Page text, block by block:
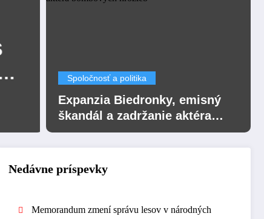
Afganca na doživotie
rok v Mníchove autom
ľudí.
Read More
Spoločnosť a politika
Expanzia Biedronky, emisný
škandál a zadržanie aktéra
bombových hrozieb
Nedávne príspevky
Memorandum zmení správu lesov v národných